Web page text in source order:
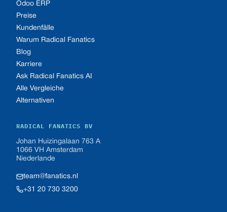
Odoo ERP
Preise
Kundenfälle
Warum Radical Fanatics
Blog
Karriere
Ask Radical Fanatics AI
Alle Vergleiche
Alternativen
RADICAL FANATICS BV
Johan Huizingalaan 763 A
1066 VH Amsterdam
Niederlande
team@fanatics.nl
+31 20 730 3200